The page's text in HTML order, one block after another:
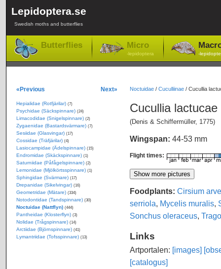
Lepidoptera.se
Swedish moths and butterflies
Butterflies Micro
-lepidoptera -
Noctuidae/ Cuculliinae/ Cucullia
Cucullia lactucae
(Denis & Schiffermüller, 1775)
Wingspan: 44-53 mm
Flight times:
Foodplants: Cirsium
serriola, Mycelis muralis,
Sonchus oleraceus,
Links
Artportalen: [images]
[catalogus]
«Previous Next»
Hepialidae (Rotfjärilar) (7)
Psychidae (Säckspinnare) (24)
Limacodidae (Snigelspinnare) (2)
Zygaenidae (Bastardsvärmare) (7)
Sesiidae (Glasvingar) (17)
Cossidae (Träfjärilar) (4)
Lasiocampidae (Ädelspinnare) (15)
Endromidae (Skäckspinnare) (1)
Saturniidae (Påfågelspinnare) (2)
Lemonidae (Mjölkörtsspinnare) (1)
Sphingidae (Svärmare) (17)
Drepanidae (Sikelvingar) (16)
Geometridae (Mätare) (334)
Notodontidae (Tandspinnare) (30)
Noctuidae (Nattflyn) (444)
Pantheidae (Klosterflyn) (3)
Nolidae (Trågspinnare) (14)
Arctiidae (Björnspinnare) (41)
Lymantriidae (Tofsspinnare) (13)